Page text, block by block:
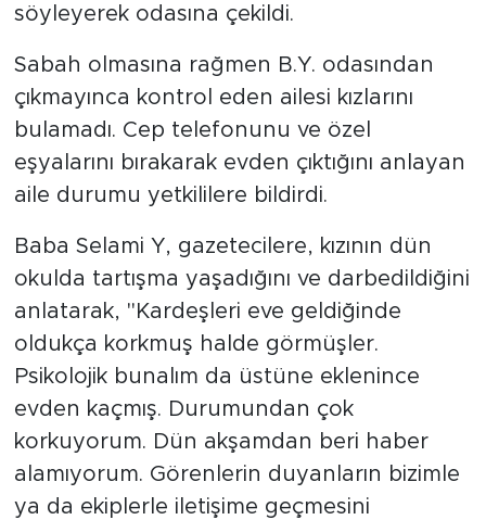
söyleyerek odasına çekildi.
Sabah olmasına rağmen B.Y. odasından
çıkmayınca kontrol eden ailesi kızlarını
bulamadı. Cep telefonunu ve özel
eşyalarını bırakarak evden çıktığını anlayan
aile durumu yetkililere bildirdi.
Baba Selami Y, gazetecilere, kızının dün
okulda tartışma yaşadığını ve darbedildiğini
anlatarak, "Kardeşleri eve geldiğinde
oldukça korkmuş halde görmüşler.
Psikolojik bunalım da üstüne eklenince
evden kaçmış. Durumundan çok
korkuyorum. Dün akşamdan beri haber
alamıyorum. Görenlerin duyanların bizimle
ya da ekiplerle iletişime geçmesini